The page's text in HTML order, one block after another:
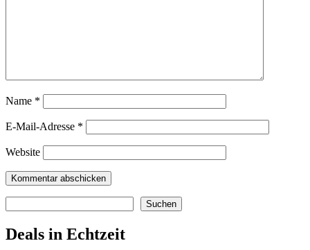
Name *
E-Mail-Adresse *
Website
Suchen
Deals in Echtzeit